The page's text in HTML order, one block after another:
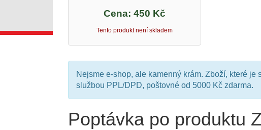
Cena: 450 Kč
Tento produkt není skladem
Nejsme e-shop, ale kamenný krám. Zboží, které
službou PPL/DPD, poštovné od 5000 Kč zdarma.
Poptávka po produktu